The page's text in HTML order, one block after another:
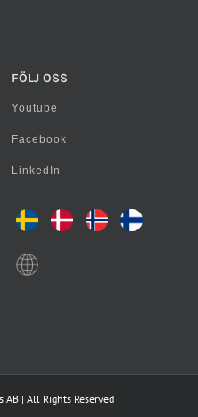
FÖLJ OSS
Youtube
Facebook
LinkedIn
| All Rights Reserved